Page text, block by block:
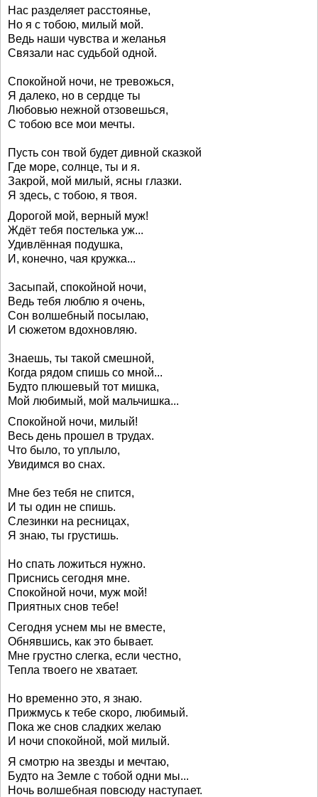
Нас разделяет расстоянье,
Но я с тобою, милый мой.
Ведь наши чувства и желанья
Связали нас судьбой одной.
Спокойной ночи, не тревожься,
Я далеко, но в сердце ты
Любовью нежной отзовешься,
С тобою все мои мечты.
Пусть сон твой будет дивной сказкой
Где море, солнце, ты и я.
Закрой, мой милый, ясны глазки.
Я здесь, с тобою, я твоя.
Дорогой мой, верный муж!
Ждёт тебя постелька уж...
Удивлённая подушка,
И, конечно, чая кружка...
Засыпай, спокойной ночи,
Ведь тебя люблю я очень,
Сон волшебный посылаю,
И сюжетом вдохновляю.
Знаешь, ты такой смешной,
Когда рядом спишь со мной...
Будто плюшевый тот мишка,
Мой любимый, мой мальчишка...
Спокойной ночи, милый!
Весь день прошел в трудах.
Что было, то уплыло,
Увидимся во снах.
Мне без тебя не спится,
И ты один не спишь.
Слезинки на ресницах,
Я знаю, ты грустишь.
Но спать ложиться нужно.
Приснись сегодня мне.
Спокойной ночи, муж мой!
Приятных снов тебе!
Сегодня уснем мы не вместе,
Обнявшись, как это бывает.
Мне грустно слегка, если честно,
Тепла твоего не хватает.
Но временно это, я знаю.
Прижмусь к тебе скоро, любимый.
Пока же снов сладких желаю
И ночи спокойной, мой милый.
Я смотрю на звезды и мечтаю,
Будто на Земле с тобой одни мы...
Ночь волшебная повсюду наступает.